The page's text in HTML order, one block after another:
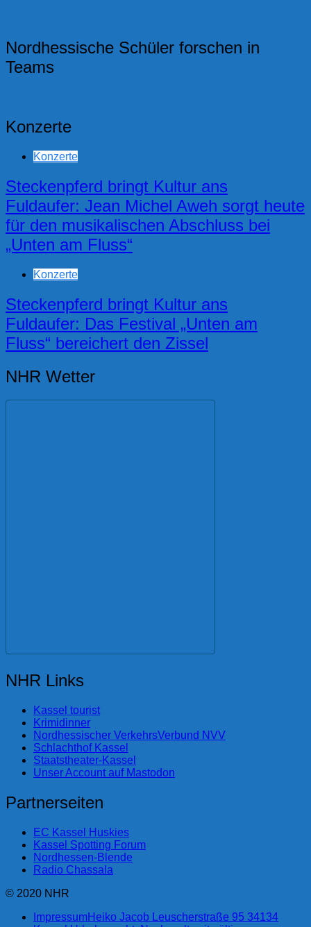
Nordhessische Schüler forschen in
Teams
Konzerte
Konzerte
Steckenpferd bringt Kultur ans
Fuldaufer: Jean Michel Aweh sorgt heute
für den musikalischen Abschluss bei
„Unten am Fluss“
Konzerte
Steckenpferd bringt Kultur ans
Fuldaufer: Das Festival „Unten am
Fluss“ bereichert den Zissel
NHR Wetter
NHR Links
Kassel tourist
Krimidinner
Nordhessischer VerkehrsVerbund NVV
Schlachthof Kassel
Staatstheater-Kassel
Unser Account auf Mastodon
Partnerseiten
EC Kassel Huskies
Kassel Spotting Forum
Nordhessen-Blende
Radio Chassala
© 2020 NHR
ImpressumHeiko Jacob Leuscherstraße 95 34134